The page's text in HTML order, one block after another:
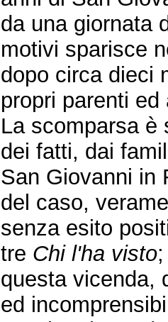
da una giornata
motivi sparisce
dopo circa dieci
propri parenti
La scomparsa è
dei fatti, dai
San Giovanni in
del caso,
senza esito
tre Chi l'ha visto;
questa vicenda,
ed